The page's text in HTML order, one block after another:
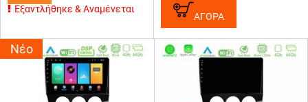
Εξαντλήθηκε & Αναμένεται
ΑΓΟΡΑ
Νέο